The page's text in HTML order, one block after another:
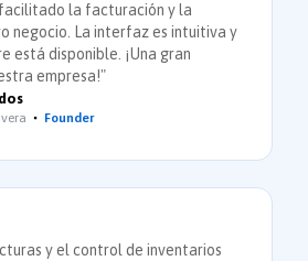
la facturación y la
negocio. La interfaz es intuitiva y
está disponible. ¡Una gran
empresa!"
Founder
y el control de inventarios